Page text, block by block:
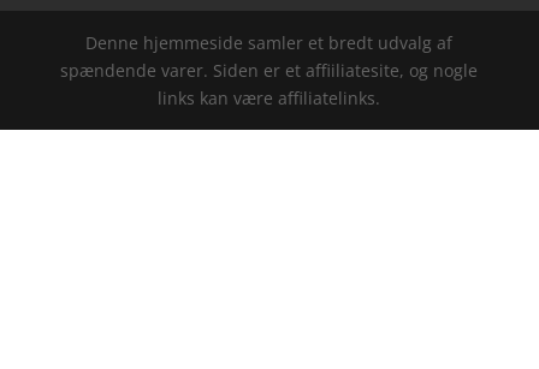
Denne hjemmeside samler et bredt udvalg af
spændende varer. Siden er et affiiliatesite, og nogle
links kan være affiliatelinks.